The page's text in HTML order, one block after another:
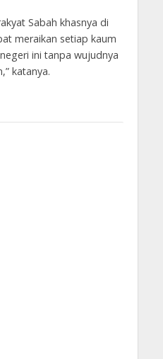
Sabah khasnya di
meraikan setiap kaum
ini tanpa wujudnya
katanya.